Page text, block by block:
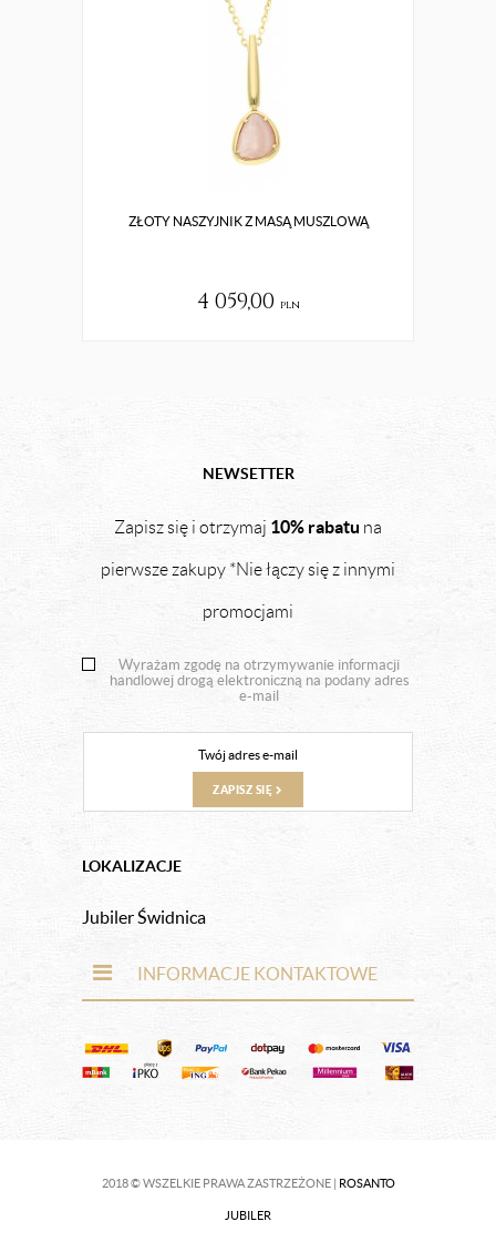
ZŁOTY NASZYJNIK Z MASĄ MUSZLOWĄ
4 059,00 pln
NEWSETTER
Zapisz się i otrzymaj 10% rabatu na
pierwsze zakupy *Nie łączy się z innymi
promocjami
Wyrażam zgodę na otrzymywanie informacji
handlowej drogą elektroniczną na podany adres
e-mail
ZAPISZ SIĘ
LOKALIZACJE
Jubiler Świdnica
INFORMACJE KONTAKTOWE
2018 © WSZELKIE PRAWA ZASTRZEŻONE | ROSANTO
JUBILER